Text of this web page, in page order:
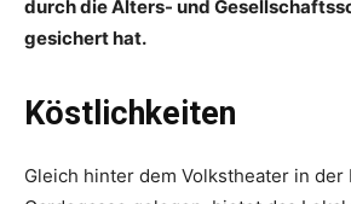
durch die Alters- und
gesichert hat.
Köstlichkeiten
Gleich hinter dem Volkstheater in der